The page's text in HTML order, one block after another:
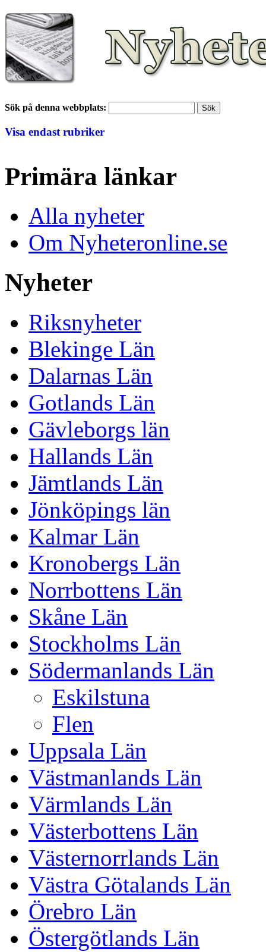
Sök på denna webbplats:
Visa endast rubriker
Primära länkar
Alla nyheter
Om Nyheteronline.se
Nyheter
Riksnyheter
Blekinge Län
Dalarnas Län
Gotlands Län
Gävleborgs län
Hallands Län
Jämtlands Län
Jönköpings län
Kalmar Län
Kronobergs Län
Norrbottens Län
Skåne Län
Stockholms Län
Södermanlands Län
Eskilstuna
Flen
Uppsala Län
Västmanlands Län
Värmlands Län
Västerbottens Län
Västernorrlands Län
Västra Götalands Län
Örebro Län
Östergötlands Län